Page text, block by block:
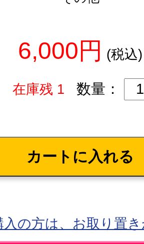
6,000円 (税込)
在庫残 1 数量：
入の方は、お取り置